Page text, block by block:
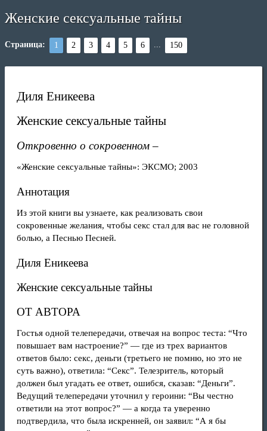
Женские сексуальные тайны
Страница: 1 2 3 4 5 6 ... 150
Диля Еникеева
Женские сексуальные тайны
Откровенно о сокровенном –
«Женские сексуальные тайны»: ЭКСМО; 2003
Аннотация
Из этой книги вы узнаете, как реализовать свои
сокровенные желания, чтобы секс стал для вас не головной
болью, а Песнью Песней.
Диля Еникеева
Женские сексуальные тайны
ОТ АВТОРА
Гостья одной телепередачи, отвечая на вопрос теста: “Что
повышает вам настроение?” — где из трех вариантов
ответов было: секс, деньги (третьего не помню, но это не
суть важно), ответила: “Секс”. Телезритель, который
должен был угадать ее ответ, ошибся, сказав: “Деньги”.
Ведущий телепередачи уточнил у героини: “Вы честно
ответили на этот вопрос?” — а когда та уверенно
подтвердила, что была искренней, он заявил: “А я бы